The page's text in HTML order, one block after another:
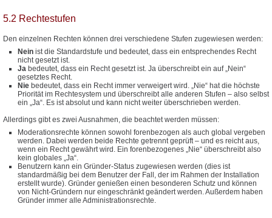
5.2 Rechtestufen
Den einzelnen Rechten können drei verschiedene Stufen zugewiesen werden:
Nein ist die Standardstufe und bedeutet, dass ein entsprechendes Recht
nicht gesetzt ist.
Ja bedeutet, dass ein Recht gesetzt ist. Ja überschreibt ein auf „Nein“
gesetztes Recht.
Nie bedeutet, dass ein Recht immer verweigert wird. „Nie“ hat die höchste
Priorität im Rechtesystem und überschreibt alle anderen Stufen – also selbst
ein „Ja“. Es ist absolut und kann nicht weiter überschrieben werden.
Allerdings gibt es zwei Ausnahmen, die beachtet werden müssen:
Moderationsrechte können sowohl forenbezogen als auch global vergeben
werden. Dabei werden beide Rechte getrennt geprüft – und es reicht aus,
wenn ein Recht gewährt wird. Ein forenbezogenes „Nie“ überschreibt also
kein globales „Ja“.
Benutzern kann ein Gründer-Status zugewiesen werden (dies ist
standardmäßig bei dem Benutzer der Fall, der im Rahmen der Installation
erstellt wurde). Gründer genießen einen besonderen Schutz und können
von Nicht-Gründern nur eingeschränkt geändert werden. Außerdem haben
Gründer immer alle Administrationsrechte.